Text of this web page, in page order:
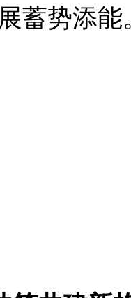
蓄势添能